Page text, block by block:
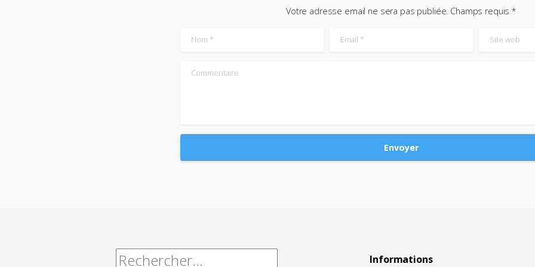
Votre adresse email ne sera pas publiée. Champs requis *
Nom Email Site web
Commentaire
Rechercher : Informations